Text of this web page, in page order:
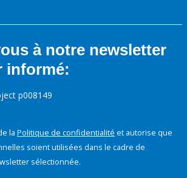
à notre newsletter
informé:
p008149
la Politique de confidentialité et autorise que
soient utilisées dans le cadre de
sélectionnée.